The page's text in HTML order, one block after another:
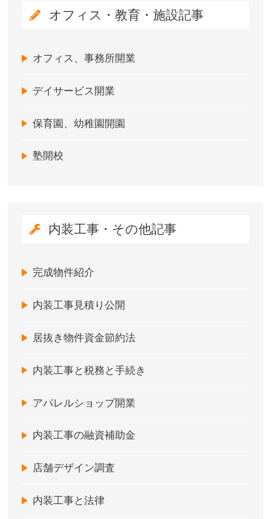
オフィス・教育・施設記事
オフィス、事務所開業
デイサービス開業
保育園、幼稚園開園
塾開校
内装工事・その他記事
完成物件紹介
内装工事見積り公開
居抜き物件資金節約法
内装工事と税務と手続き
アパレルショップ開業
内装工事の融資補助金
店舗デザイン調査
内装工事と法律